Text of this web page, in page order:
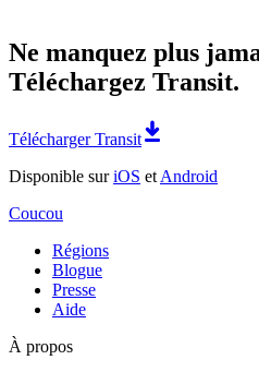
Ne manquez plus
Téléchargez Transit.
Télécharger Transit
Disponible suriOS et Android
Coucou
Régions
Blogue
Presse
Aide
À propos